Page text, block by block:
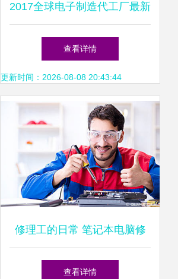
2017全球电子制造代工厂最新
Top50名单 中国大陆4家上
榜，电脑维修启示录
查看详情
更新时间：2026-08-08 20:43:44
修理工的日常 笔记本电脑修
理与安防工程技术支持
查看详情